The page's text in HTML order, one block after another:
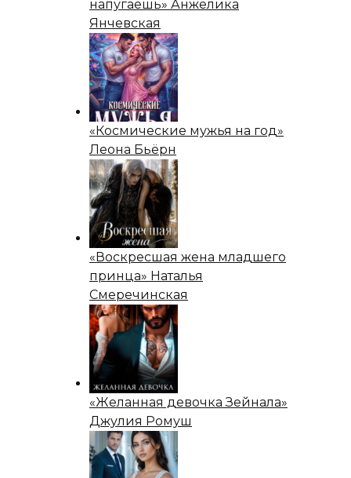
напугаешь» Анжелика
Янчевская
«Космические мужья на год»
Леона Бьёрн
«Воскресшая жена младшего
принца» Наталья
Смеречинская
«Желанная девочка Зейнала»
Джулия Ромуш